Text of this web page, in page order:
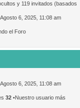
y 119 invitados (basados
6, 2025, 11:08 am
el Foro
6, 2025, 11:08 am
32 •Nuestro usuario más